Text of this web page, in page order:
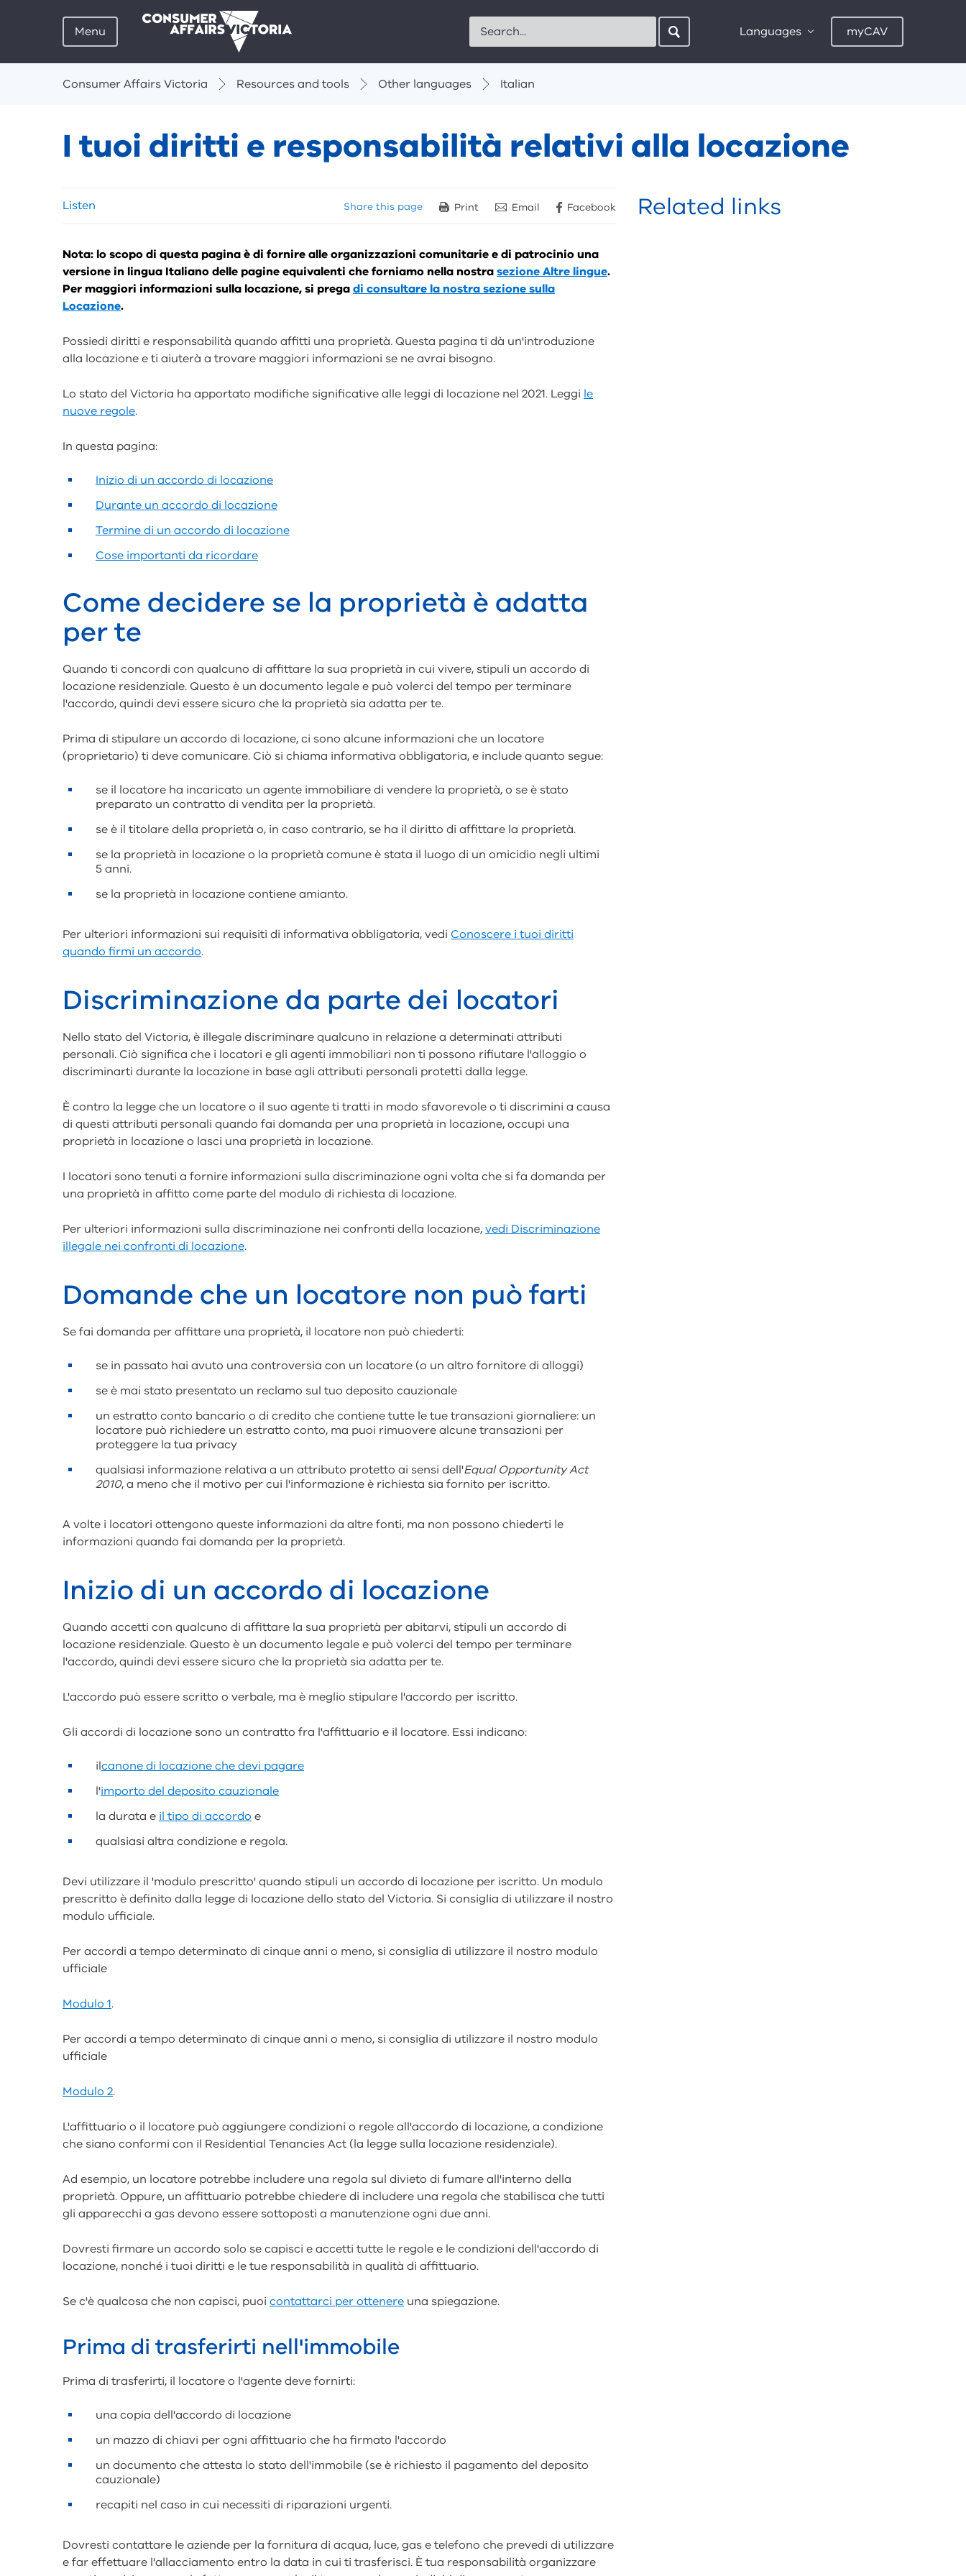
Menu Search Languages myCAV
Consumer Affairs Victoria
Resources and tools Other languages Italian
I tuoi diritti e responsabilità relativi alla locazione
listen
tools
Listen Share this page Print Email Facebook
Nota: lo scopo di questa pagina è di fornire alle organizzazioni comunitarie e di patrocinio una
versione in lingua Italiano delle pagine equivalenti che forniamo nella nostrasezione Altre lingue.
Per maggiori informazioni sulla locazione, si pregadi consultare la nostra sezione sulla
Locazione.
Possiedi diritti e responsabilità quando affitti una proprietà. Questa pagina ti dà un'introduzione
alla locazione e ti aiuterà a trovare maggiori informazioni se ne avrai bisogno.
Lo stato del Victoria ha apportato modifiche significative alle leggi di locazione nel 2021. Leggi le
nuove regole.
In questa pagina:
Inizio di un accordo di locazione
Durante un accordo di locazione
Termine di un accordo di locazione
Cose importanti da ricordare
Come decidere se la proprietà è adatta
per te
Quando ti concordi con qualcuno di affittare la sua proprietà in cui vivere, stipuli un accordo di
locazione residenziale. Questo è un documento legale e può volerci del tempo per terminare
l'accordo, quindi devi essere sicuro che la proprietà sia adatta per te.
Prima di stipulare un accordo di locazione, ci sono alcune informazioni che un locatore
(proprietario) ti deve comunicare. Ciò si chiama informativa obbligatoria, e include quanto segue:
se il locatore ha incaricato un agente immobiliare di vendere la proprietà, o se è stato
preparato un contratto di vendita per la proprietà.
se è il titolare della proprietà o, in caso contrario, se ha il diritto di affittare la proprietà.
se la proprietà in locazione o la proprietà comune è stata il luogo di un omicidio negli ultimi
5 anni.
se la proprietà in locazione contiene amianto.
Per ulteriori informazioni sui requisiti di informativa obbligatoria, vedi Conoscere i tuoi diritti
quando firmi un accordo.
Discriminazione da parte dei locatori
Nello stato del Victoria, è illegale discriminare qualcuno in relazione a determinati attributi
personali. Ciò significa che i locatori e gli agenti immobiliari non ti possono rifiutare l'alloggio o
discriminarti durante la locazione in base agli attributi personali protetti dalla legge.
È contro la legge che un locatore o il suo agente ti tratti in modo sfavorevole o ti discrimini a causa
di questi attributi personali quando fai domanda per una proprietà in locazione, occupi una
proprietà in locazione o lasci una proprietà in locazione.
I locatori sono tenuti a fornire informazioni sulla discriminazione ogni volta che si fa domanda per
una proprietà in affitto come parte del modulo di richiesta di locazione.
Per ulteriori informazioni sulla discriminazione nei confronti della locazione,vedi Discriminazione
illegale nei confronti di locazione.
Domande che un locatore non può farti
Se fai domanda per affittare una proprietà, il locatore non può chiederti:
se in passato hai avuto una controversia con un locatore (o un altro fornitore di alloggi)
se è mai stato presentato un reclamo sul tuo deposito cauzionale
un estratto conto bancario o di credito che contiene tutte le tue transazioni giornaliere: un
locatore può richiedere un estratto conto, ma puoi rimuovere alcune transazioni per
proteggere la tua privacy
qualsiasi informazione relativa a un attributo protetto ai sensi dell'Equal Opportunity Act
2010, a meno che il motivo per cui l'informazione è richiesta sia fornito per iscritto.
A volte i locatori ottengono queste informazioni da altre fonti, ma non possono chiederti le
informazioni quando fai domanda per la proprietà.
Inizio di un accordo di locazione
Quando accetti con qualcuno di affittare la sua proprietà per abitarvi, stipuli un accordo di
locazione residenziale. Questo è un documento legale e può volerci del tempo per terminare
l'accordo, quindi devi essere sicuro che la proprietà sia adatta per te.
L'accordo può essere scritto o verbale, ma è meglio stipulare l'accordo per iscritto.
Gli accordi di locazione sono un contratto fra l'affittuario e il locatore. Essi indicano:
ilcanone di locazione che devi pagare
l'importo del deposito cauzionale
la durata e il tipo di accordo e
qualsiasi altra condizione e regola.
Devi utilizzare il 'modulo prescritto' quando stipuli un accordo di locazione per iscritto. Un modulo
prescritto è definito dalla legge di locazione dello stato del Victoria. Si consiglia di utilizzare il nostro
modulo ufficiale.
Per accordi a tempo determinato di cinque anni o meno, si consiglia di utilizzare il nostro modulo
ufficiale
Modulo 1.
Per accordi a tempo determinato di cinque anni o meno, si consiglia di utilizzare il nostro modulo
ufficiale
Modulo 2.
L'affittuario o il locatore può aggiungere condizioni o regole all'accordo di locazione, a condizione
che siano conformi con il Residential Tenancies Act (la legge sulla locazione residenziale).
Ad esempio, un locatore potrebbe includere una regola sul divieto di fumare all'interno della
proprietà. Oppure, un affittuario potrebbe chiedere di includere una regola che stabilisca che tutti
gli apparecchi a gas devono essere sottoposti a manutenzione ogni due anni.
Dovresti firmare un accordo solo se capisci e accetti tutte le regole e le condizioni dell'accordo di
locazione, nonché i tuoi diritti e le tue responsabilità in qualità di affittuario.
Se c'è qualcosa che non capisci, puoi contattarci per ottenere una spiegazione.
Prima di trasferirti nell'immobile
Prima di trasferirti, il locatore o l'agente deve fornirti:
una copia dell'accordo di locazione
un mazzo di chiavi per ogni affittuario che ha firmato l'accordo
un documento che attesta lo stato dell'immobile (se è richiesto il pagamento del deposito
cauzionale)
recapiti nel caso in cui necessiti di riparazioni urgenti.
Dovresti contattare le aziende per la fornitura di acqua, luce, gas e telefono che prevedi di utilizzare
e far effettuare l'allacciamento entro la data in cui ti trasferisci. È tua responsabilità organizzare
Related links